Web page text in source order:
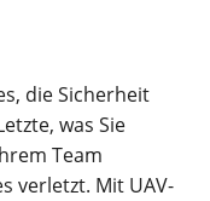
die Sicherheit
was Sie
Team
verletzt. Mit UAV-